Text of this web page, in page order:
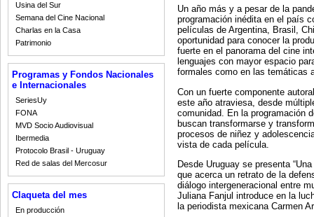
Usina del Sur
Semana del Cine Nacional
Charlas en la Casa
Patrimonio
Programas y Fondos Nacionales
e Internacionales
SeriesUy
FONA
MVD Socio Audiovisual
Ibermedia
Protocolo Brasil - Uruguay
Red de salas del Mercosur
Claqueta del mes
En producción
Un año más y a pesar de la
programación inédita en el país
películas de Argentina, Brasil,
oportunidad para conocer la
fuerte en el panorama del cine
lenguajes con mayor espacio
formales como en las temáticas
Con un fuerte componente
este año atraviesa, desde
comunidad. En la programación
buscan transformarse y
procesos de niñez y
vista de cada película.
Desde Uruguay se presenta
que acerca un retrato de la
diálogo intergeneracional entre
Juliana Fanjul introduce en la
la periodista mexicana Carmen